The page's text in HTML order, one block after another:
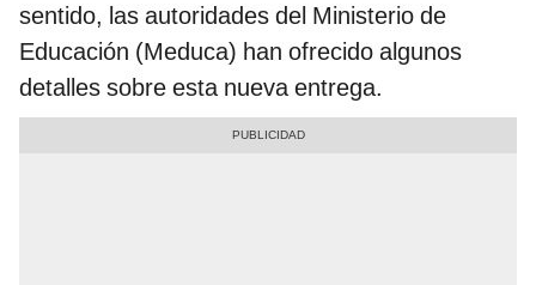
sentido, las autoridades del Ministerio de
Educación (Meduca) han ofrecido algunos
detalles sobre esta nueva entrega.